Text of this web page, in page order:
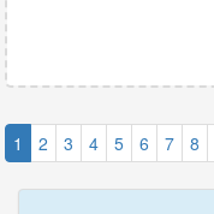
1 2 3 4 5 6 7 8